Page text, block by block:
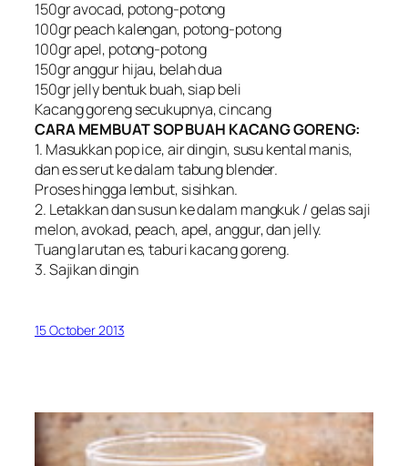
150gr avocad, potong-potong
100gr peach kalengan, potong-potong
100gr apel, potong-potong
150gr anggur hijau, belah dua
150gr jelly bentuk buah, siap beli
Kacang goreng secukupnya, cincang
CARA MEMBUAT SOP BUAH KACANG GORENG:
1. Masukkan pop ice, air dingin, susu kental manis,
dan es serut ke dalam tabung blender.
Proses hingga lembut, sisihkan.
2. Letakkan dan susun ke dalam mangkuk / gelas saji
melon, avokad, peach, apel, anggur, dan jelly.
Tuang larutan es, taburi kacang goreng.
3. Sajikan dingin
15 October 2013